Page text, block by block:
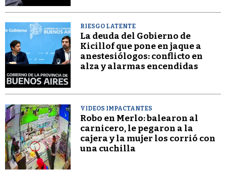
RIESGO LATENTE
La deuda del Gobierno de
Kicillof que pone en jaque a
anestesiólogos: conflicto en
alza y alarmas encendidas
VIDEOS IMPACTANTES
Robo en Merlo: balearon al
carnicero, le pegaron a la
cajera y la mujer los corrió con
una cuchilla